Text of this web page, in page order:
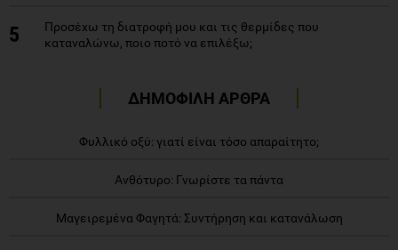
5
Προσέχω τη διατροφή μου και τις θερμίδες που
καταναλώνω, ποιο ποτό να επιλέξω;
ΔΗΜΟΦΙΛΗ ΑΡΘΡΑ
Φυλλικό οξύ: γιατί είναι τόσο απαραίτητο;
Ανθότυρο: Γνωρίστε τα πάντα
Μαγειρεμένα Φαγητά: Συντήρηση και κατανάλωση